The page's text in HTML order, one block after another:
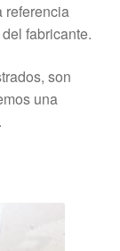
referencia
fabricante.
son
una